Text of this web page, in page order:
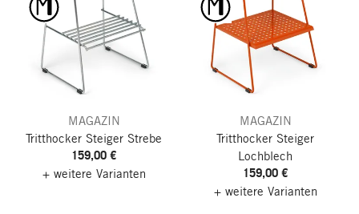
MAGAZIN
Tritthocker Steiger Strebe
159,00 €
+ weitere Varianten
MAGAZIN
Tritthocker Steiger
Lochblech
159,00 €
+ weitere Varianten